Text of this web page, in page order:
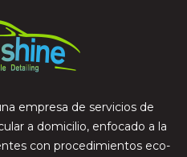
empresa de servicios de
a domicilio, enfocado a la
con procedimientos eco-